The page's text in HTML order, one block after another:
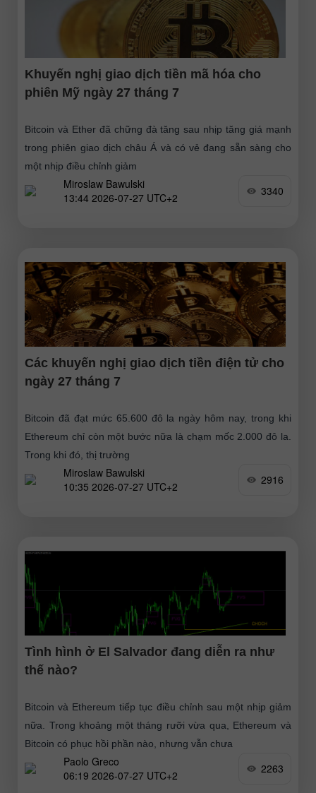
Khuyến nghị giao dịch tiền mã hóa cho
phiên Mỹ ngày 27 tháng 7
Bitcoin và Ether đã chững đà tăng sau nhịp tăng giá mạnh
trong phiên giao dịch châu Á và có vẻ đang sẵn sàng cho
một nhịp điều chỉnh giảm
Miroslaw Bawulski
13:44 2026-07-27 UTC+2
3340
Các khuyến nghị giao dịch tiền điện tử cho
ngày 27 tháng 7
Bitcoin đã đạt mức 65.600 đô la ngày hôm nay, trong khi
Ethereum chỉ còn một bước nữa là chạm mốc 2.000 đô la.
Trong khi đó, thị trường
Miroslaw Bawulski
10:35 2026-07-27 UTC+2
2916
Tình hình ở El Salvador đang diễn ra như
thế nào?
Bitcoin và Ethereum tiếp tục điều chỉnh sau một nhịp giảm
nữa. Trong khoảng một tháng rưỡi vừa qua, Ethereum và
Bitcoin có phục hồi phần nào, nhưng vẫn chưa
Paolo Greco
06:19 2026-07-27 UTC+2
2263